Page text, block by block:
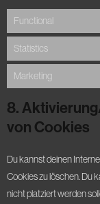
Functional
Statistics
Marketing
8.
von Cookies
Du kannst deinen
Cookies zu löschen. Du
nicht platziert werden